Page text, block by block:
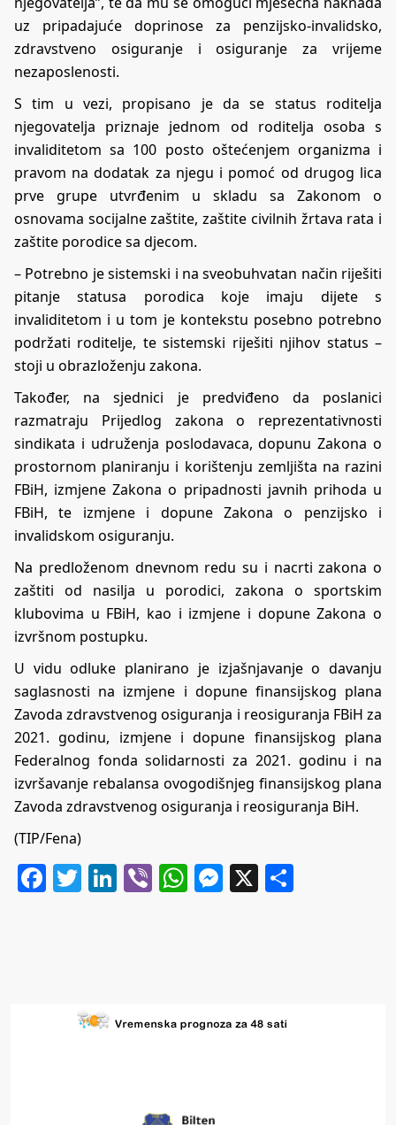
uz pripadajuće doprinose za penzijsko-invalidsko,
zdravstveno osiguranje i osiguranje za vrijeme
nezaposlenosti.
S tim u vezi, propisano je da se status roditelja
njegovatelja priznaje jednom od roditelja osoba s
invaliditetom sa 100 posto oštećenjem organizma i
pravom na dodatak za njegu i pomoć od drugog lica
prve grupe utvrđenim u skladu sa Zakonom o
osnovama socijalne zaštite, zaštite civilnih žrtava rata i
zaštite porodice sa djecom.
– Potrebno je sistemski i na sveobuhvatan način riješiti
pitanje statusa porodica koje imaju dijete s
invaliditetom i u tom je kontekstu posebno potrebno
podržati roditelje, te sistemski riješiti njihov status –
stoji u obrazloženju zakona.
Također, na sjednici je predviđeno da poslanici
razmatraju Prijedlog zakona o reprezentativnosti
sindikata i udruženja poslodavaca, dopunu Zakona o
prostornom planiranju i korištenju zemljišta na razini
FBiH, izmjene Zakona o pripadnosti javnih prihoda u
FBiH, te izmjene i dopune Zakona o penzijsko i
invalidskom osiguranju.
Na predloženom dnevnom redu su i nacrti zakona o
zaštiti od nasilja u porodici, zakona o sportskim
klubovima u FBiH, kao i izmjene i dopune Zakona o
izvršnom postupku.
U vidu odluke planirano je izjašnjavanje o davanju
saglasnosti na izmjene i dopune finansijskog plana
Zavoda zdravstvenog osiguranja i reosiguranja FBiH za
2021. godinu, izmjene i dopune finansijskog plana
Federalnog fonda solidarnosti za 2021. godinu i na
izvršavanje rebalansa ovogodišnjeg finansijskog plana
Zavoda zdravstvenog osiguranja i reosiguranja BiH.
(TIP/Fena)
Facebook
Twitter
LinkedIn
ViberWhatsApp
Messenger
X